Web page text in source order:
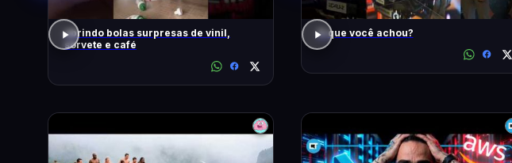
abrindo bolas surpresas de vinil,
sorvete e café
O que você achou?